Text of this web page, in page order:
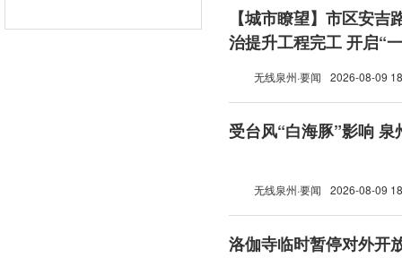
【城市瞭望】市区安吉
治提升工程完工 开启“
无线泉州·要闻 2026-08-09
受台风“白海豚”影响
无线泉州·要闻 2026-08-09
洛伽寺临时暂停对外开